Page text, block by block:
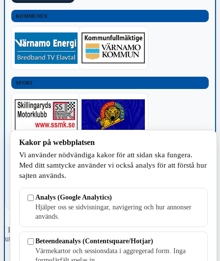
KOMMUNEN
SPORT
Fristående webbtidningsföretag grundat 1991 som sedan 2002 ger
ut tidningen Skillingaryd.nu och 2010 lanserades Värnamo.nu. Från
april 2026 omfattar Skillingaryd.nu tre kommuner: Gnosjö,
Värnamo och Vaggeryds kommun.
Kakor på webbplatsen
Vi använder nödvändiga kakor för att sidan ska fungera.
Med ditt samtycke använder vi också analys för att förstå hur
sajten används.
Analys (Google Analytics)
Hjälper oss se sidvisningar, navigering och hur annonser
används.
Beteendeanalys (Contentsquare/Hotjar)
Värmekartor och sessionsdata i aggregerad form. Inga